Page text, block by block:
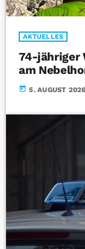
AKTUELLES
74-jähriger
am
today 5. AUGUST 2026